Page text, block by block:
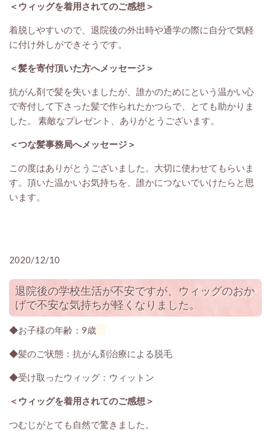
＜ウィッグを着用されてのご感想＞
着脱しやすいので、退院後の外出時や通学の際に自分で気軽
に付け外しができそうです。
＜髪を寄付頂いた方へメッセージ＞
抗がん剤で髪を失いましたが、誰かのためにという温かい心
で寄付して下さった髪で作られたかつらで、とても助かりま
した。 素敵なプレゼント、ありがとうございます。
＜つな髪事務局へメッセージ＞
この度はありがとうございました。大切に使わせてもらいま
す。頂いた温かいお気持ちを、誰かにつないでいけたらと思
います。
2020/12/10
退院後の学校生活が不安ですが、ウィッグのおか
げで不安な気持ちが軽くなりました。
◆お子様の年齢：9歳
◆髪のご状態：抗がん剤治療による脱毛
◆受け取ったウィッグ：ウィットン
＜ウィッグを着用されてのご感想＞
つむじがとても自然で驚きました。